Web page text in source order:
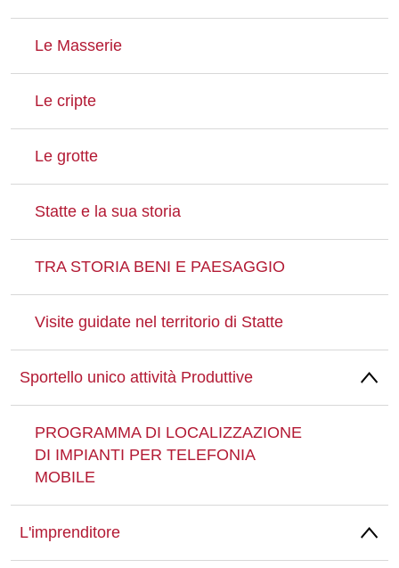
Le Masserie
Le cripte
Le grotte
Statte e la sua storia
TRA STORIA BENI E PAESAGGIO
Visite guidate nel territorio di Statte
Sportello unico attività Produttive
PROGRAMMA DI LOCALIZZAZIONE
DI IMPIANTI PER TELEFONIA
MOBILE
L'imprenditore